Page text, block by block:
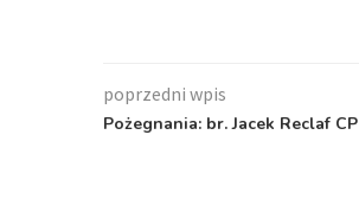
poprzedni wpis
Pożegnania: br. Jacek Reclaf CP